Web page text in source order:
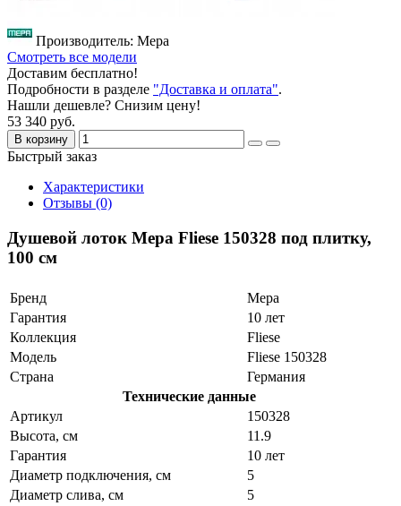
Производитель: Mepa
Смотреть все модели
Доставим бесплатно!
Подробности в разделе "Доставка и оплата".
Нашли дешевле? Снизим цену!
53 340 руб.
В корзину
Быстрый заказ
Характеристики
Отзывы (0)
Душевой лоток Mepa Fliese 150328 под плитку,
100 см
Бренд
Mepa
Гарантия
10 лет
Коллекция
Fliese
Модель
Fliese 150328
Страна
Германия
Технические данные
Артикул
150328
Высота, см
11.9
Гарантия
10 лет
Диаметр подключения, см
5
Диаметр слива, см
5